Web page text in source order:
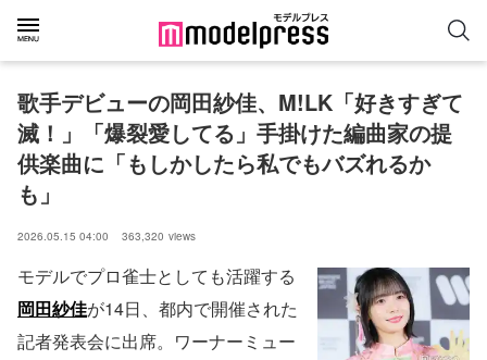
歌手デビューの岡田紗佳、M!LK「好きすぎて
滅！」「爆裂愛してる」手掛けた編曲家の提
供楽曲に「もしかしたら私でもバズれるか
も」
2026.05.15 04:00 363,320 views
モデルでプロ雀士としても活躍する
岡田紗佳が14日、都内で開催された
記者発表会に出席。ワーナーミュー